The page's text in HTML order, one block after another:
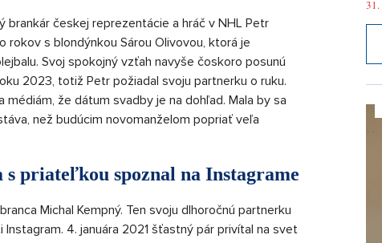
brankár českej reprezentácie a hráč v NHL Petr
s blondýnkou Sárou Olivovou, ktorá je
Svoj spokojný vzťah navyše čoskoro posunú
2023, totiž Petr požiadal svoju partnerku o ruku.
že dátum svadby je na dohľad. Mala by sa
než budúcim novomanželom popriať veľa
priateľkou spoznal na Instagrame
Michal Kempný. Ten svoju dlhoročnú partnerku
4. januára 2021 šťastný pár privítal na svet
31.